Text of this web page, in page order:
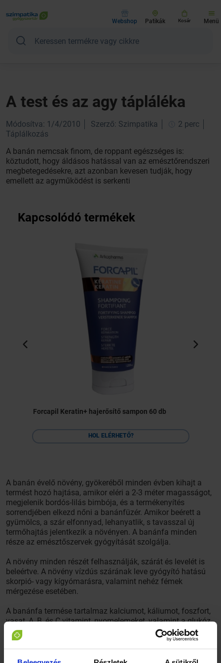
Webshop Patikák Kosár Menü
A test és az agy tápláléka
Módosítva: 1/4/2010 Szerző: Szimpatika
2 perc
Táplálkozás
A banán nemcsak finom, de roppant egészséges is:
köztudott, hogy áldásos hatással van az emésztőrendszeri
megbetegedésekre, azt azonban kevesen tudják, hogy
emellett az agyműködést is serkenti
Kapcsolódó termékek
Forcapil Keratin+ hajerősítő sampon 60 db
HOL ELÉRHETŐ?
A banán évelő növény, gyökeréből minden évben kihajt a
termést hozó hajtása, amikor eléri a 2-3 méter magasságot,
megjelenik bordós-lilás bimbója, és a termékenyítés
sorrendjében elkezd nőni a banánfüzér. Amikor beérett a
gyümölcs, a szár elfonnyad, lehanyatlik, s tavasszal új
termőhajtás jelentkezik a növényen. A banánfa minden
része az emésztőszervek gyógyítását szolgálja.
A növény minden részét felhasználják, szárát és levelét is
beleértve. A növény vízdús szárának leve gyógyító hatású
skorpió- vagy kígyómarásra, valamint nehéz fémek
mérgezése esetében.
A banánfa termése tartalmaz kalciumot, káliumot, foszfort,
vasat, A, B, és C vitamint, nyomelemeket, valamint a glukóz
feldolgozásához szükséges enzimet, ami az agyműködést
segíti elő. Tápértékét nagy mennyiségű ásvány és vitamin
hatása határozza meg. A gyümölcsök közül szinte legtöbb
B vitamint tartalmazza, ami a belekben zajló felszívódást